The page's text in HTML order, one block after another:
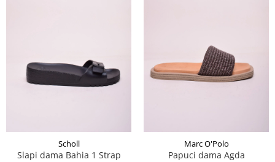
Scholl
Slapi dama Bahia 1 Strap
Marc O'Polo
Papuci dama Agda